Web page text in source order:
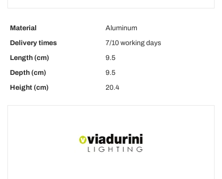
Material
Aluminum
Delivery times
7/10 working days
Length (cm)
9.5
Depth (cm)
9.5
Height (cm)
20.4